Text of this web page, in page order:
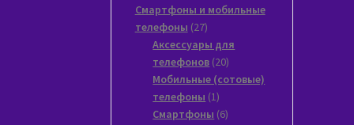
товара
Смартфоны и мобильные
телефоны 2727
товаров
Аксессуары для
телефонов 2020
товаров
Мобильные (сотовые)
телефоны 11
товар
Смартфоны 66